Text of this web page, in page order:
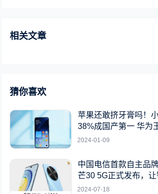
相关文章
猜你喜欢
苹果还敢挤牙膏吗！
38%成国产第一 华为
2024-01-09
中国电信首款自主品
芒30 5G正式发布，
2024-07-18